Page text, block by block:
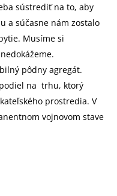
sústrediť na to, aby
a súčasne nám zostalo
Musíme si
pôdny agregát.
na trhu, ktorý
prostredia. V
vojnovom stave